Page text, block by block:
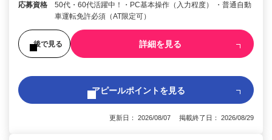
応募資格
50代・60代活躍中！・PC基本操作（入力程度） ・普通自動
車運転免許必須（AT限定可）
後で見る 詳細を見る
アピールポイントを見る
更新日： 2026/08/07 掲載終了日： 2026/08/29